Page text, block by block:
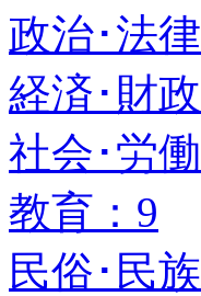
政治･法
経済･財
社会･労
教育：9
民俗･民